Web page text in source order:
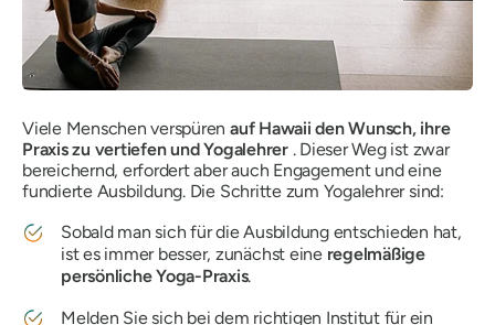
Viele Menschen verspüren auf Hawaii den Wunsch, ihre
Praxis zu vertiefen und Yogalehrer . Dieser Weg ist zwar
bereichernd, erfordert aber auch Engagement und eine
fundierte Ausbildung. Die Schritte zum Yogalehrer sind:
Sobald man sich für die Ausbildung entschieden hat,
ist es immer besser, zunächst eine regelmäßige
persönliche Yoga-Praxis.
Melden Sie sich bei dem richtigen Institut für ein